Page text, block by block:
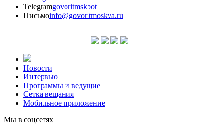
Telegramgovoritmskbot
Письмоinfo@govoritmoskva.ru
Новости
Интервью
Программы и ведущие
Сетка вещания
Мобильное приложение
Мы в соцсетях